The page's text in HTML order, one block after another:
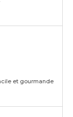
et gourmande